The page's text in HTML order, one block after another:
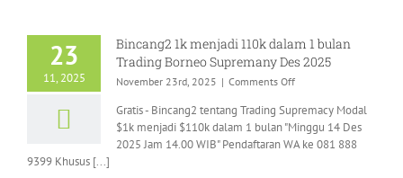
23
11, 2025
Bincang2 1k menjadi 110k dalam 1 bulan
Trading Borneo Supremany Des 2025
November 23rd, 2025 | Comments Offon
1k
menjadi
110k
Gratis - Bincang2 tentang Trading Supremacy Modal
$1k menjadi $110k dalam 1 bulan "Minggu 14 Des
2025 Jam 14.00 WIB" Pendaftaran WA ke 081 888
9399 Khusus [...]